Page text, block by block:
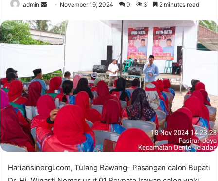
admin
Send
email
November 19, 2024 0 3 2 minutes read
Hariansinergi.com, Tulang Bawang- Pasangan calon Bupati